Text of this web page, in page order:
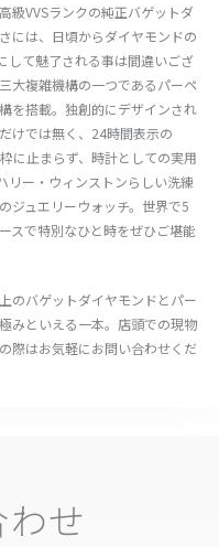
級VVSランクの純正バゲットダ
には、日頃からダイヤモンドの
して魅了される事は間違いござ
大複雑機構の一つであるパーペ
を搭載。独創的にデザインされ
けでは無く、24時間表示の
に止まらず、時計としての実用
リー・ウィンストンらしい洗練
ジュエリーウォッチ。世界で5
スで特別なひと時をぜひご堪能
のバゲットダイヤモンドとパー
みといえる一本。店頭での現物
際はお気軽にお問い合わせくだ
せ